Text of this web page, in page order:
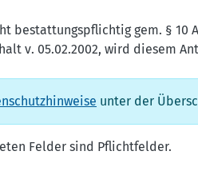
bestattungspflichtig gem. § 10
v. 05.02.2002, wird diesem
unter der
Felder sind Pflichtfelder.